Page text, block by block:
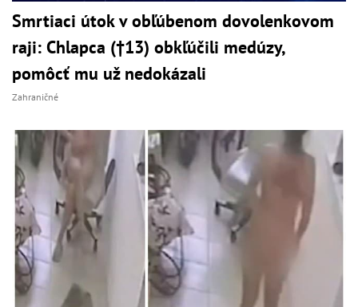
Smrtiaci útok v obľúbenom dovolenkovom
raji: Chlapca (†13) obkľúčili medúzy,
pomôcť mu už nedokázali
Zahraničné